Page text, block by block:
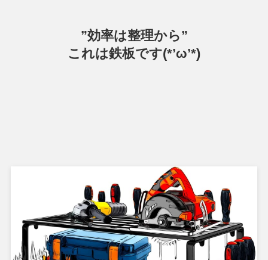
”効率は整理から”
これは鉄板です(*’ω’*)